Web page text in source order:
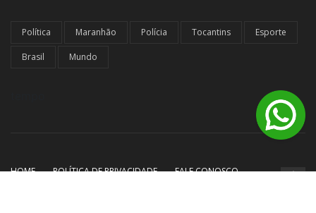
Política Maranhão Polícia Tocantins Esporte
Brasil Mundo
HOME POLÍTICA DE PRIVACIDADE
FALE CONOSCO